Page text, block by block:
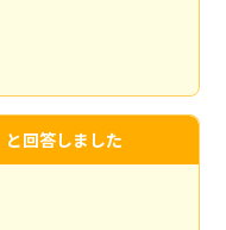
と回答しました